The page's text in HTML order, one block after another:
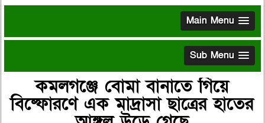
Main Menu
Sub Menu
কমলগঞ্জে বোমা বানাতে গিয়ে
বিষ্ফোরণে এক মাদ্রাসা ছাত্রের হাতের